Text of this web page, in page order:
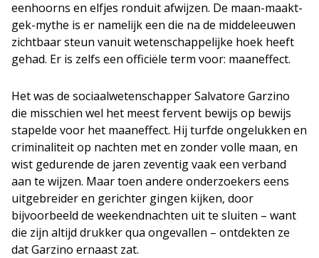
eenhoorns en elfjes ronduit afwijzen. De maan-maakt-
gek-mythe is er namelijk een die na de middeleeuwen
zichtbaar steun vanuit wetenschappelijke hoek heeft
gehad. Er is zelfs een officiële term voor: maaneffect.
Het was de sociaalwetenschapper Salvatore Garzino
die misschien wel het meest fervent bewijs op bewijs
stapelde voor het maaneffect. Hij turfde ongelukken en
criminaliteit op nachten met en zonder volle maan, en
wist gedurende de jaren zeventig vaak een verband
aan te wijzen. Maar toen andere onderzoekers eens
uitgebreider en gerichter gingen kijken, door
bijvoorbeeld de weekendnachten uit te sluiten – want
die zijn altijd drukker qua ongevallen – ontdekten ze
dat Garzino ernaast zat.